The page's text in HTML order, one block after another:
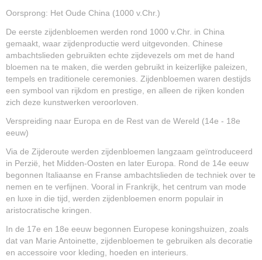
Oorsprong: Het Oude China (1000 v.Chr.)
De eerste zijdenbloemen werden rond 1000 v.Chr. in China
gemaakt, waar zijdenproductie werd uitgevonden. Chinese
ambachtslieden gebruikten echte zijdevezels om met de hand
bloemen na te maken, die werden gebruikt in keizerlijke paleizen,
tempels en traditionele ceremonies. Zijdenbloemen waren destijds
een symbool van rijkdom en prestige, en alleen de rijken konden
zich deze kunstwerken veroorloven.
Verspreiding naar Europa en de Rest van de Wereld (14e - 18e
eeuw)
Via de Zijderoute werden zijdenbloemen langzaam geïntroduceerd
in Perzië, het Midden-Oosten en later Europa. Rond de 14e eeuw
begonnen Italiaanse en Franse ambachtslieden de techniek over te
nemen en te verfijnen. Vooral in Frankrijk, het centrum van mode
en luxe in die tijd, werden zijdenbloemen enorm populair in
aristocratische kringen.
In de 17e en 18e eeuw begonnen Europese koningshuizen, zoals
dat van Marie Antoinette, zijdenbloemen te gebruiken als decoratie
en accessoire voor kleding, hoeden en interieurs.